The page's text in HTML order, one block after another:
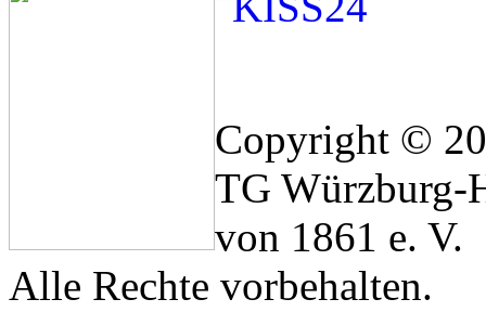
Copyright ©
TG Würzburg-
von 1861 e. V.
Alle Rechte vorbehalten.